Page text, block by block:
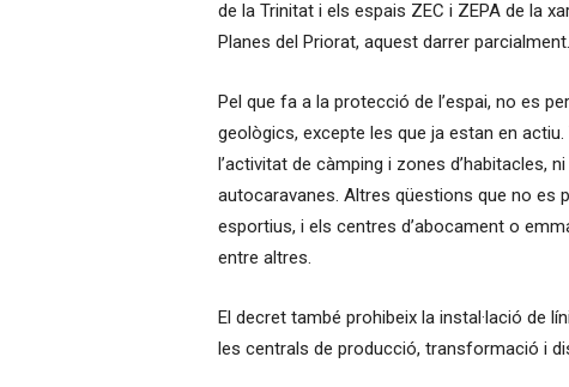
de la Trinitat i els espais ZEC i ZEPA de la
Planes del Priorat, aquest darrer parcialment.
Pel que fa a la protecció de l’espai, no es
geològics, excepte les que ja estan en
l’activitat de càmping i zones d’habitacles,
autocaravanes. Altres qüestions que no es
esportius, i els centres d’abocament o
entre altres.
El decret també prohibeix la instal·lació de
les centrals de producció, transformació i